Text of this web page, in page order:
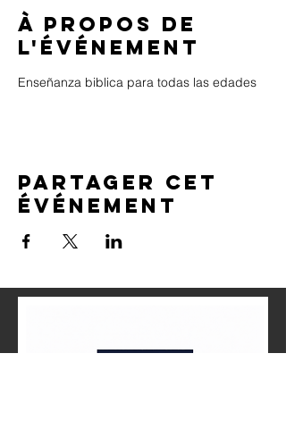
À propos de
l'événement
Enseñanza biblica para todas las edades
Partager cet
événement